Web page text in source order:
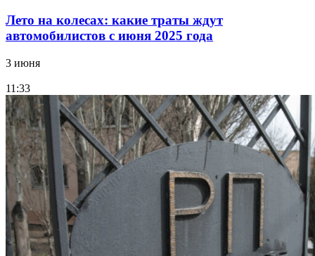
Лето на колесах: какие траты ждут
автомобилистов с июня 2025 года
3 июня
11:33